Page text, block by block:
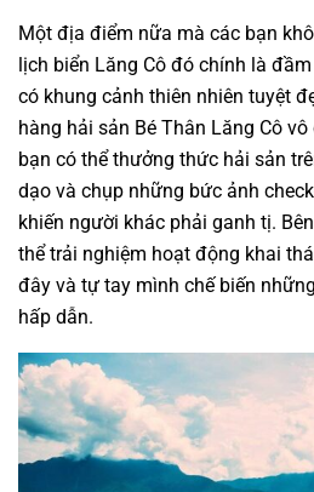
Một địa điểm nữa mà các bạn
lịch biển Lăng Cô đó chính là
có khung cảnh thiên nhiên tuyệt
hàng hải sản Bé Thân Lăng Cô
bạn có thể thưởng thức hải sản
dạo và chụp những bức ảnh
khiến người khác phải ganh tị.
thể trải nghiệm hoạt động khai
đây và tự tay mình chế biến
hấp dẫn.